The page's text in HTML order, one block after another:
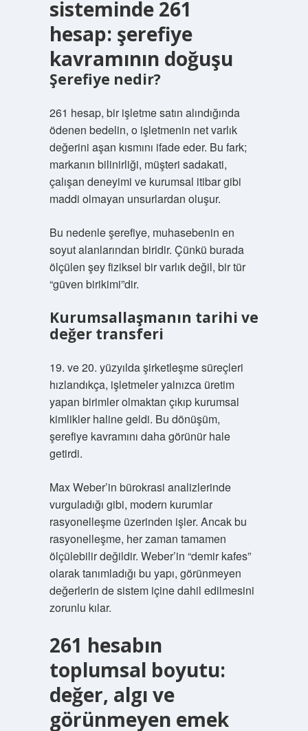
sisteminde 261
hesap: şerefiye
kavramının doğuşu
Şerefiye nedir?
261 hesap, bir işletme satın alındığında
ödenen bedelin, o işletmenin net varlık
değerini aşan kısmını ifade eder. Bu fark;
markanın bilinirliği, müşteri sadakati,
çalışan deneyimi ve kurumsal itibar gibi
maddi olmayan unsurlardan oluşur.
Bu nedenle şerefiye, muhasebenin en
soyut alanlarından biridir. Çünkü burada
ölçülen şey fiziksel bir varlık değil, bir tür
“güven birikimi”dir.
Kurumsallaşmanın tarihi ve
değer transferi
19. ve 20. yüzyılda şirketleşme süreçleri
hızlandıkça, işletmeler yalnızca üretim
yapan birimler olmaktan çıkıp kurumsal
kimlikler haline geldi. Bu dönüşüm,
şerefiye kavramını daha görünür hale
getirdi.
Max Weber’in bürokrasi analizlerinde
vurguladığı gibi, modern kurumlar
rasyonelleşme üzerinden işler. Ancak bu
rasyonelleşme, her zaman tamamen
ölçülebilir değildir. Weber’in “demir kafes”
olarak tanımladığı bu yapı, görünmeyen
değerlerin de sistem içine dahil edilmesini
zorunlu kılar.
261 hesabın
toplumsal boyutu:
değer, algı ve
görünmeyen emek